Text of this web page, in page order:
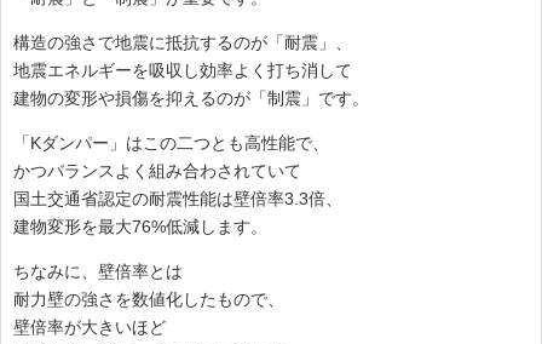
構造の強さで地震に抵抗するのが「耐震」、
地震エネルギーを吸収し効率よく打ち消して
建物の変形や損傷を抑えるのが「制震」です。
「Kダンパー」はこの二つとも高性能で、
かつバランスよく組み合わされていて
国土交通省認定の耐震性能は壁倍率3.3倍、
建物変形を最大76%低減します。
ちなみに、壁倍率とは
耐力壁の強さを数値化したもので、
壁倍率が大きいほど